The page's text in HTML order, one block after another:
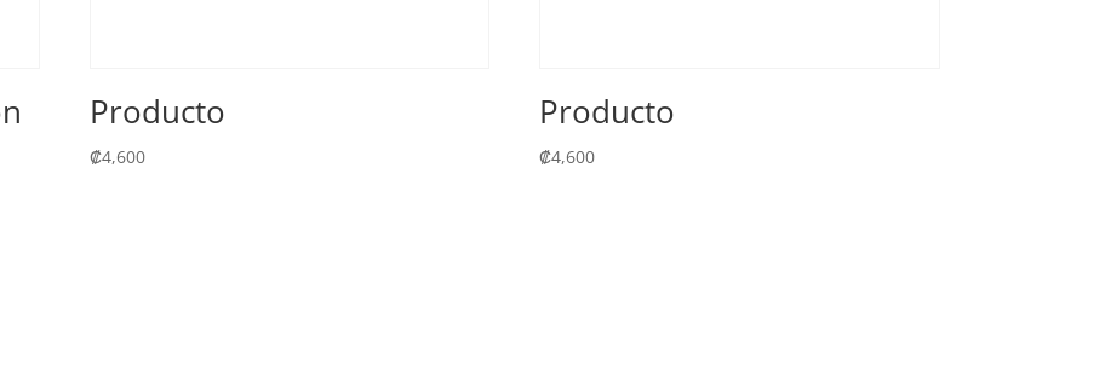
Producto
₡4,600
Producto
₡4,600